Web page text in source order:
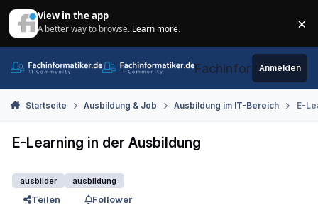
View in the app
A better way to browse. Learn more. ×
Fachinformatiker.de
Anmelden
Startseite Ausbildung & Job Ausbildung im IT-Bereich E-
E-Learning in der Ausbildung
ausbilder ausbildung
Teilen
Follower